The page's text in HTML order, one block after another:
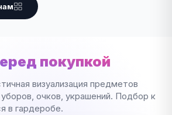
покупкой
визуализация предметов
очков, украшений. Подбор к
в гардеробе.